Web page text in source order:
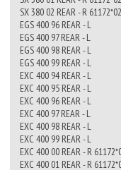
SX 380 02 REAR - R
EGS 400 96 REAR - L
EGS 400 97 REAR - L
EGS 400 98 REAR - L
EGS 400 99 REAR - L
EXC 400 94 REAR - L
EXC 400 95 REAR - L
EXC 400 96 REAR - L
EXC 400 97 REAR - L
EXC 400 98 REAR - L
EXC 400 99 REAR - L
EXC 400 00 REAR - R
EXC 400 01 REAR - R